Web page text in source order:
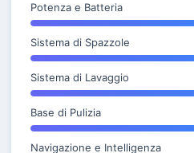
Potenza e Batteria
Sistema di Spazzole
Sistema di Lavaggio
Base di Pulizia
Navigazione e Intelligenza